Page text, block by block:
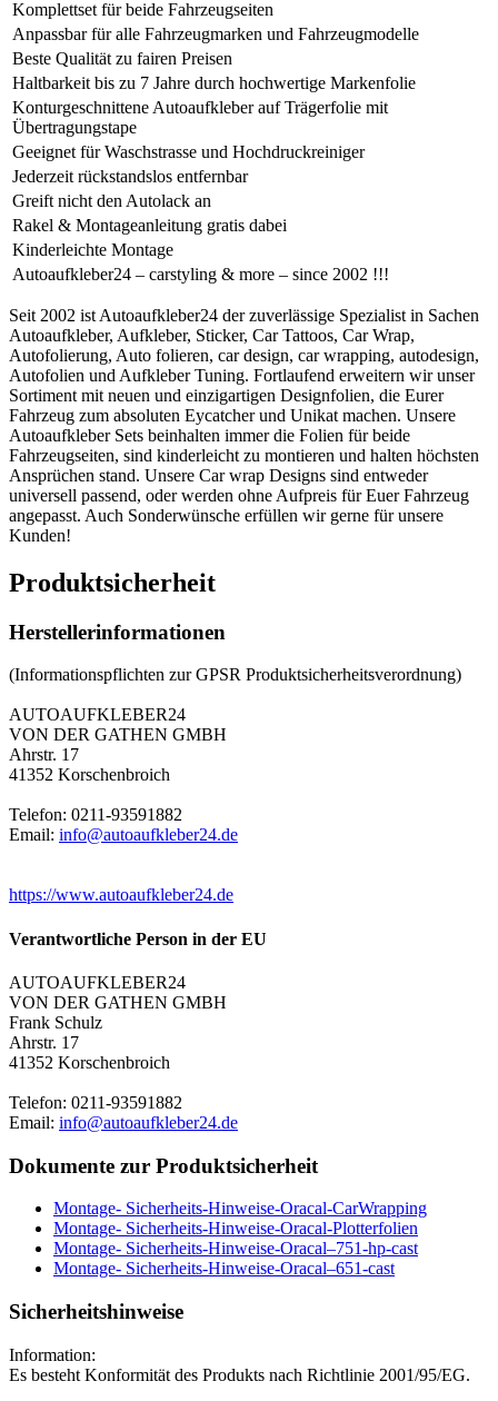
Komplettset für beide Fahrzeugseiten
Anpassbar für alle Fahrzeugmarken und Fahrzeugmodelle
Beste Qualität zu fairen Preisen
Haltbarkeit bis zu 7 Jahre durch hochwertige Markenfolie
Konturgeschnittene Autoaufkleber auf Trägerfolie mit
Übertragungstape
Geeignet für Waschstrasse und Hochdruckreiniger
Jederzeit rückstandslos entfernbar
Greift nicht den Autolack an
Rakel & Montageanleitung gratis dabei
Kinderleichte Montage
Autoaufkleber24 – carstyling & more – since 2002 !!!
Seit 2002 ist Autoaufkleber24 der zuverlässige Spezialist in Sachen
Autoaufkleber, Aufkleber, Sticker, Car Tattoos, Car Wrap,
Autofolierung, Auto folieren, car design, car wrapping, autodesign,
Autofolien und Aufkleber Tuning. Fortlaufend erweitern wir unser
Sortiment mit neuen und einzigartigen Designfolien, die Eurer
Fahrzeug zum absoluten Eycatcher und Unikat machen. Unsere
Autoaufkleber Sets beinhalten immer die Folien für beide
Fahrzeugseiten, sind kinderleicht zu montieren und halten höchsten
Ansprüchen stand. Unsere Car wrap Designs sind entweder
universell passend, oder werden ohne Aufpreis für Euer Fahrzeug
angepasst. Auch Sonderwünsche erfüllen wir gerne für unsere
Kunden!
Produktsicherheit
Herstellerinformationen
(Informationspflichten zur GPSR Produktsicherheitsverordnung)
AUTOAUFKLEBER24
VON DER GATHEN GMBH
Ahrstr. 17
41352 Korschenbroich
Telefon: 0211-93591882
Email: info@autoaufkleber24.de
https://www.autoaufkleber24.de
Verantwortliche Person in der EU
AUTOAUFKLEBER24
VON DER GATHEN GMBH
Frank Schulz
Ahrstr. 17
41352 Korschenbroich
Telefon: 0211-93591882
Email: info@autoaufkleber24.de
Dokumente zur Produktsicherheit
Montage- Sicherheits-Hinweise-Oracal-CarWrapping
Montage- Sicherheits-Hinweise-Oracal-Plotterfolien
Montage- Sicherheits-Hinweise-Oracal–751-hp-cast
Montage- Sicherheits-Hinweise-Oracal–651-cast
Sicherheitshinweise
Information:
Es besteht Konformität des Produkts nach Richtlinie 2001/95/EG.